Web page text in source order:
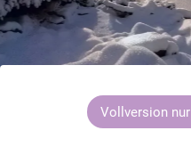
Vollversion